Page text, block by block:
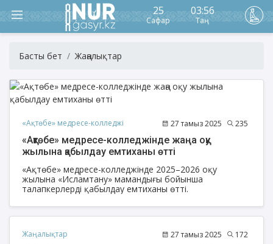
25
Сафар
03:56
Таң
Басты бет Жаңалықтар
«Ақтөбе» медресе-колледжі 27 тамыз 2025 235
«Ақтөбе» медресе-колледжінде жаңа оқу
жылына қабылдау емтиханы өтті
«Ақтөбе» медресе-колледжінде 2025–2026 оқу
жылына «Исламтану» мамандығы бойынша
талапкерлерді қабылдау емтиханы өтті.
Жаңалықтар 27 тамыз 2025 172